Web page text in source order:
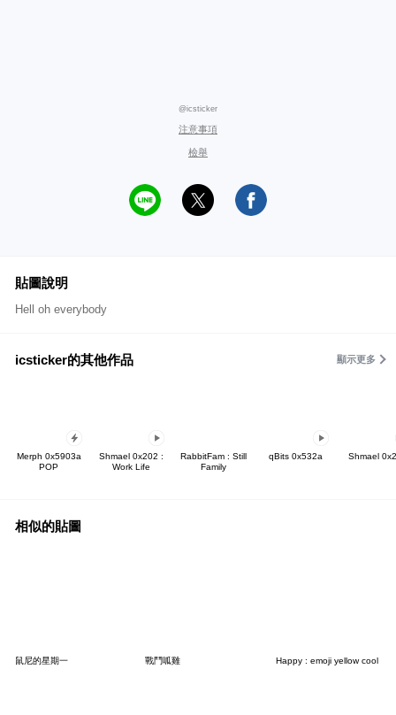
@icsticker
注意事項
檢舉
貼圖說明
Hell oh everybody
icsticker的其他作品 顯示更多
Merph 0x5903a
POP
Shmael 0x202 :
Work Life
RabbitFam : Still
Family
qBits 0x532a Shmael
相似的貼圖
鼠尼的星期一 戰鬥呱雞 Happy : emoji yellow cool